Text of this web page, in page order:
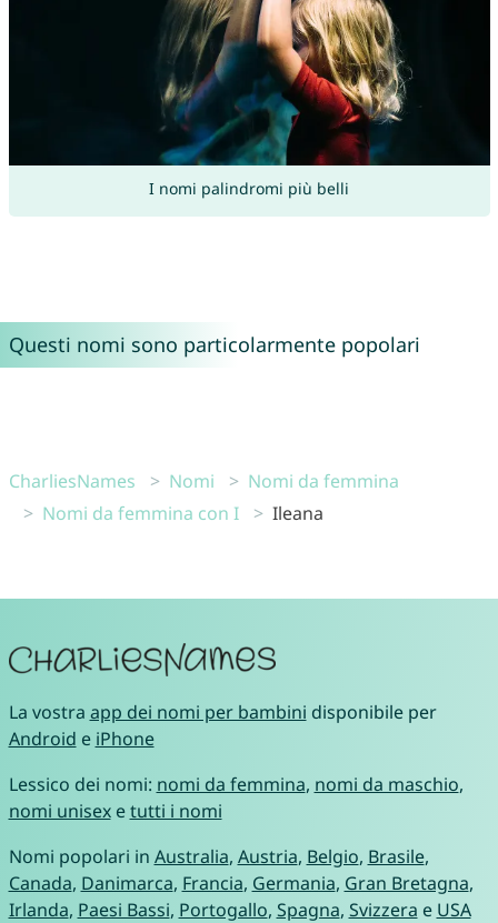
I nomi palindromi più belli
Questi nomi sono particolarmente popolari
CharliesNames Nomi
Nomi da femmina
Nomi da femmina con I
Ileana
La vostra app dei nomi per bambini disponibile per
Android e iPhone
Lessico dei nomi: nomi da femmina, nomi da maschio,
nomi unisexetutti i nomi
Nomi popolari in Australia, Austria, Belgio, Brasile,
Canada, Danimarca, Francia, Germania, Gran Bretagna,
Irlanda, Paesi Bassi, Portogallo, Spagna, Svizzera e USA